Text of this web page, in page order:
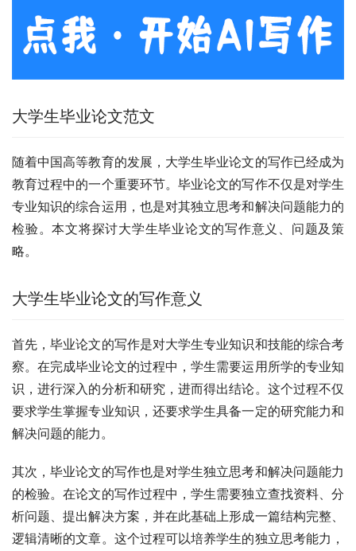
大学生毕业论文范文
随着中国高等教育的发展，大学生毕业论文的写作已经成为
教育过程中的一个重要环节。毕业论文的写作不仅是对学生
专业知识的综合运用，也是对其独立思考和解决问题能力的
检验。本文将探讨大学生毕业论文的写作意义、问题及策
略。
大学生毕业论文的写作意义
首先，毕业论文的写作是对大学生专业知识和技能的综合考
察。在完成毕业论文的过程中，学生需要运用所学的专业知
识，进行深入的分析和研究，进而得出结论。这个过程不仅
要求学生掌握专业知识，还要求学生具备一定的研究能力和
解决问题的能力。
其次，毕业论文的写作也是对学生独立思考和解决问题能力
的检验。在论文的写作过程中，学生需要独立查找资料、分
析问题、提出解决方案，并在此基础上形成一篇结构完整、
逻辑清晰的文章。这个过程可以培养学生的独立思考能力，